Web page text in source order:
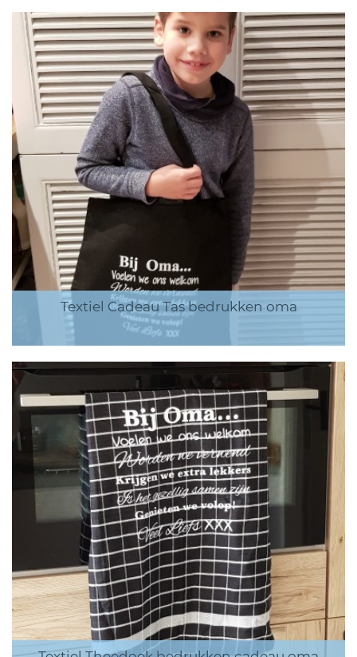
Textiel Cadeau Tas bedrukken oma